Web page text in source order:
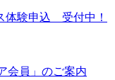
体験申込 受付中！
会員」のご案内